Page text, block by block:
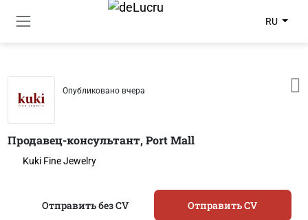
RU
Опубликовано вчера
Продавец-консультант, Port Mall
Kuki Fine Jewelry
Отправить без CV Отправить CV